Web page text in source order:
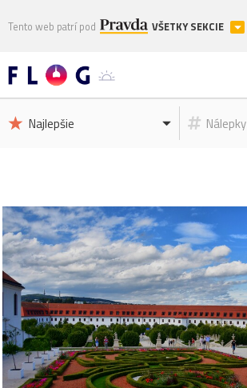
Tento web patrí pod VŠETKY SEKCIE
Najlepšie Nálepky